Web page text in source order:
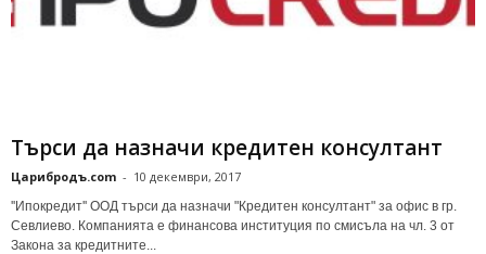
Търси да назначи кредитен консултант
Царибродъ.com - 10 декември, 2017
''Ипокредит'' ООД търси да назначи "Кредитен консултант" за офис в гр.
Севлиево. Компанията е финансова институция по смисъла на чл. 3 от
Закона за кредитните...